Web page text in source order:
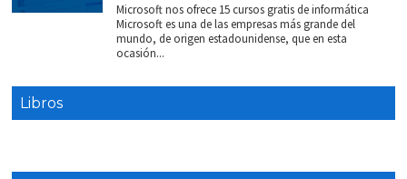
Microsoft nos ofrece 15 cursos gratis de informática
Microsoft es una de las empresas más grande del
mundo, de origen estadounidense, que en esta
ocasión...
Libros